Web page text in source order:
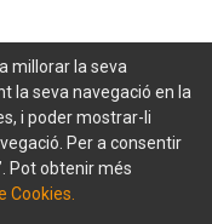
millorar la seva
la seva navegació en la
i poder mostrar-li
Per a consentir
Pot obtenir més
Cookies.